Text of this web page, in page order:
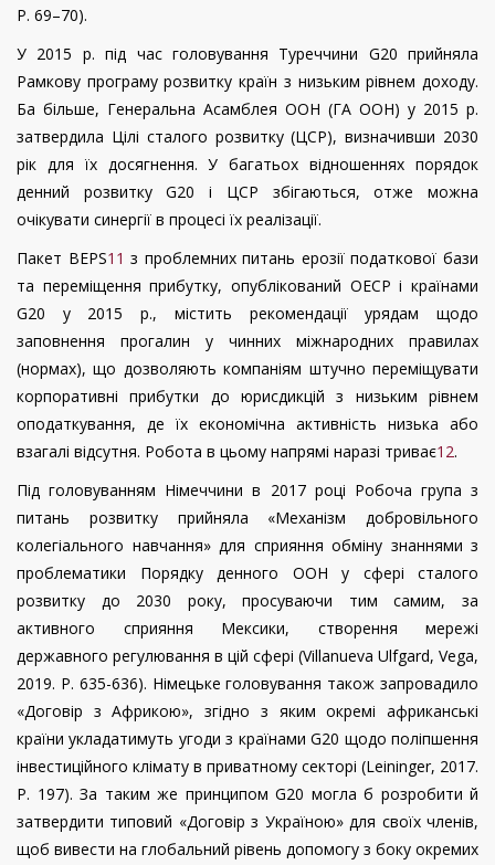
P. 69–70).
У 2015 р. під час головування Туреччини G20 прийняла
Рамкову програму розвитку країн з низьким рівнем доходу.
Ба більше, Генеральна Асамблея ООН (ГА ООН) у 2015 р.
затвердила Цілі сталого розвитку (ЦСР), визначивши 2030
рік для їх досягнення. У багатьох відношеннях порядок
денний розвитку G20 і ЦСР збігаються, отже можна
очікувати синергії в процесі їх реалізації.
Пакет BEPS11 з проблемних питань ерозії податкової бази
та переміщення прибутку, опублікований ОЕСР і країнами
G20 у 2015 р., містить рекомендації урядам щодо
заповнення прогалин у чинних міжнародних правилах
(нормах), що дозволяють компаніям штучно переміщувати
корпоративні прибутки до юрисдикцій з низьким рівнем
оподаткування, де їх економічна активність низька або
взагалі відсутня. Робота в цьому напрямі наразі триває12.
Під головуванням Німеччини в 2017 році Робоча група з
питань розвитку прийняла «Механізм добровільного
колегіального навчання» для сприяння обміну знаннями з
проблематики Порядку денного ООН у сфері сталого
розвитку до 2030 року, просуваючи тим самим, за
активного сприяння Мексики, створення мережі
державного регулювання в цій сфері (Villanueva Ulfgard, Vega,
2019. P. 635-636). Німецьке головування також запровадило
«Договір з Африкою», згідно з яким окремі африканські
країни укладатимуть угоди з країнами G20 щодо поліпшення
інвестиційного клімату в приватному секторі (Leininger, 2017.
P. 197). За таким же принципом G20 могла б розробити й
затвердити типовий «Договір з Україною» для своїх членів,
щоб вивести на глобальний рівень допомогу з боку окремих